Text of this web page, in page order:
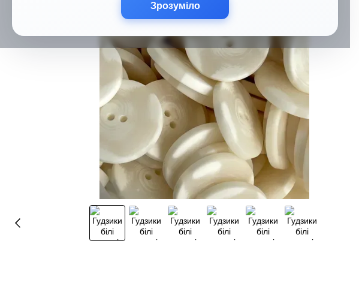
Зрозуміло